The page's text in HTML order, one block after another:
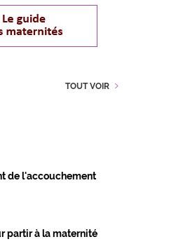
TOUT VOIR
de l'accouchement
partir à la maternité